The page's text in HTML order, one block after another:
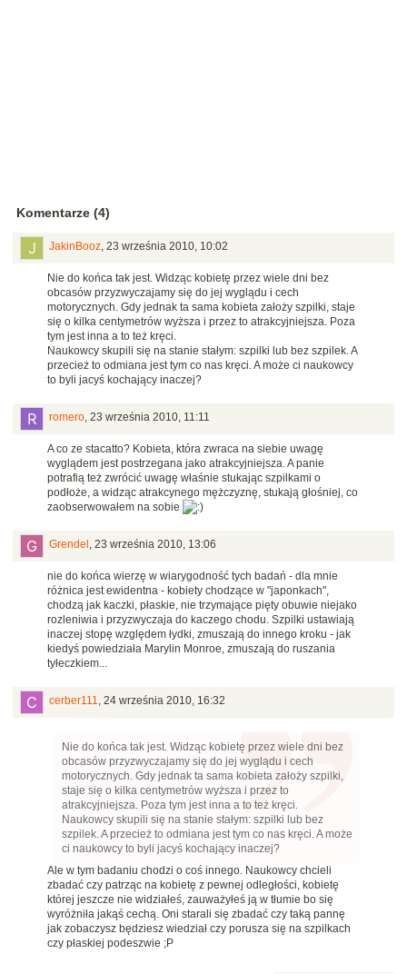
Komentarze (4)
JakinBooz, 23 września 2010, 10:02
Nie do końca tak jest. Widząc kobietę przez wiele dni bez
obcasów przyzwyczajamy się do jej wyglądu i cech
motorycznych. Gdy jednak ta sama kobieta założy szpilki, staje
się o kilka centymetrów wyższa i przez to atrakcyjniejsza. Poza
tym jest inna a to też kręci.
Naukowcy skupili się na stanie stałym: szpilki lub bez szpilek. A
przecież to odmiana jest tym co nas kręci. A może ci naukowcy
to byli jacyś kochający inaczej?
romero, 23 września 2010, 11:11
A co ze stacatto? Kobieta, która zwraca na siebie uwagę
wyglądem jest postrzegana jako atrakcyjniejsza. A panie
potrafią też zwrócić uwagę właśnie stukając szpilkami o
podłoże, a widząc atrakcynego mężczyznę, stukają głośniej, co
zaobserwowałem na sobie
Grendel , 23 września 2010, 13:06
nie do końca wierzę w wiarygodność tych badań - dla mnie
różnica jest ewidentna - kobiety chodzące w "japonkach",
chodzą jak kaczki, płaskie, nie trzymające pięty obuwie niejako
rozleniwia i przyzwyczaja do kaczego chodu. Szpilki ustawiają
inaczej stopę względem łydki, zmuszają do innego kroku - jak
kiedyś powiedziała Marylin Monroe, zmuszają do ruszania
tyłeczkiem...
cerber111, 24 września 2010, 16:32
Nie do końca tak jest. Widząc kobietę przez wiele dni bez
obcasów przyzwyczajamy się do jej wyglądu i cech
motorycznych. Gdy jednak ta sama kobieta założy szpilki,
staje się o kilka centymetrów wyższa i przez to
atrakcyjniejsza. Poza tym jest inna a to też kręci.
Naukowcy skupili się na stanie stałym: szpilki lub bez
szpilek. A przecież to odmiana jest tym co nas kręci. A może
ci naukowcy to byli jacyś kochający inaczej?
Ale w tym badaniu chodzi o coś innego. Naukowcy chcieli
zbadać czy patrząc na kobietę z pewnej odległości, kobietę
której jeszcze nie widziałeś, zauważyłeś ją w tłumie bo się
wyróżniła jakąś cechą. Oni starali się zbadać czy taką pannę
jak zobaczysz będziesz wiedział czy porusza się na szpilkach
czy płaskiej podeszwie ;P